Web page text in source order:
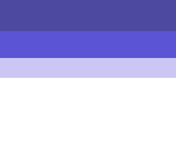
scaling the
from our CEO,
Heroic
Flow,